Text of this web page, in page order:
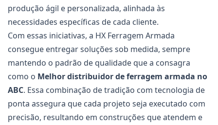
produção ágil e personalizada, alinhada às
necessidades específicas de cada cliente.
Com essas iniciativas, a HX Ferragem Armada
consegue entregar soluções sob medida, sempre
mantendo o padrão de qualidade que a consagra
como o Melhor distribuidor deferragem armada no
ABC. Essa combinação de tradição com tecnologia de
ponta assegura que cada projeto seja executado com
precisão, resultando em construções que atendem e